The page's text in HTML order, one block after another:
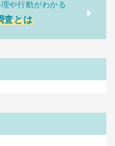
や行動がわかる
査とは